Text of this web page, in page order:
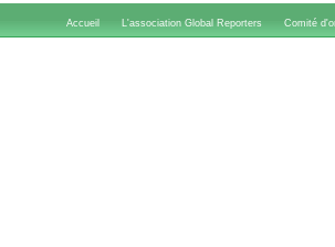
Accueil L'association Global Reporters Comité